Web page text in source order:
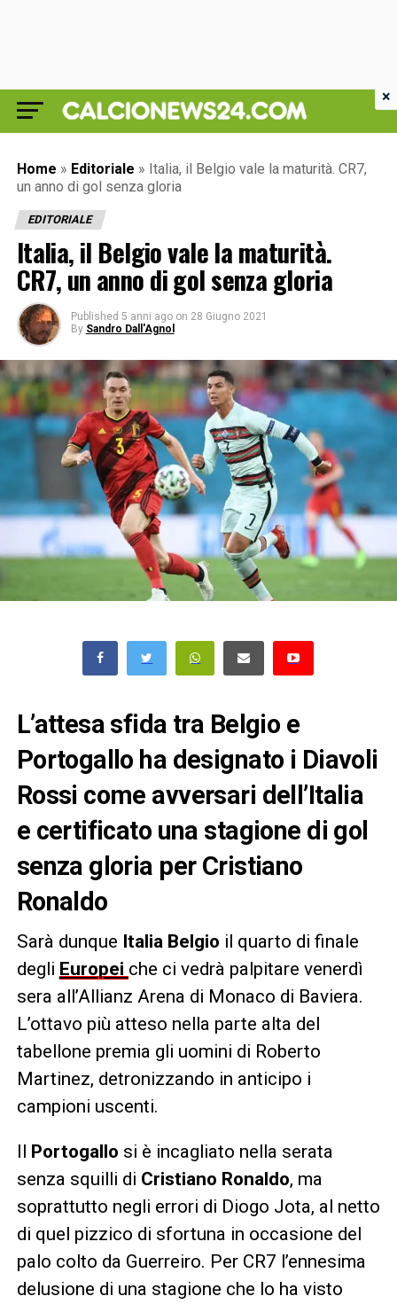
Home » Editoriale » Italia, il Belgio vale la maturità. CR7,
un anno di gol senza gloria
EDITORIALE
Italia, il Belgio vale la maturità.
CR7, un anno di gol senza gloria
Published 5 anni ago on 28 Giugno 2021
By Sandro Dall'Agnol
L’attesa sfida tra Belgio e
Portogallo ha designato i Diavoli
Rossi come avversari dell’Italia
e certificato una stagione di gol
senza gloria per Cristiano
Ronaldo
Sarà dunque Italia Belgio il quarto di finale
degli Europei che ci vedrà palpitare venerdì
sera all’Allianz Arena di Monaco di Baviera.
L’ottavo più atteso nella parte alta del
tabellone premia gli uomini di Roberto
Martinez, detronizzando in anticipo i
campioni uscenti.
Il Portogallo si è incagliato nella serata
senza squilli di Cristiano Ronaldo, ma
soprattutto negli errori di Diogo Jota, al netto
di quel pizzico di sfortuna in occasione del
palo colto da Guerreiro. Per CR7 l’ennesima
delusione di una stagione che lo ha visto
×